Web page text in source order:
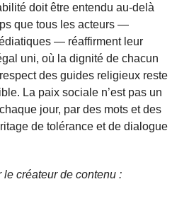
doit être entendu au-delà
que tous les acteurs —
— réaffirment leur
uni, où la dignité de chacun
des guides religieux reste
La paix sociale n’est pas un
jour, par des mots et des
de tolérance et de dialogue
créateur de contenu :